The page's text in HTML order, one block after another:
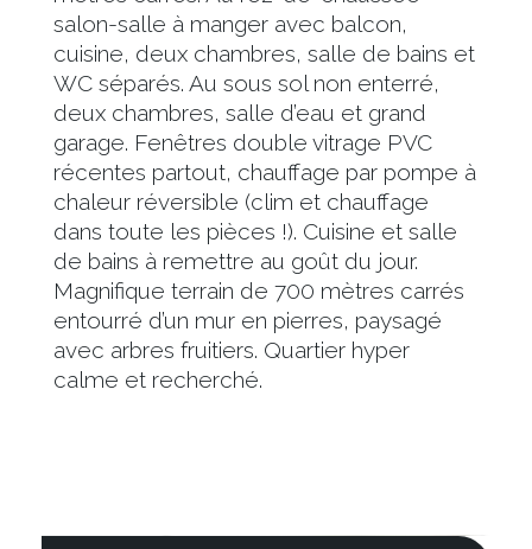
salon-salle à manger avec balcon,
cuisine, deux chambres, salle de bains et
WC séparés. Au sous sol non enterré,
deux chambres, salle d’eau et grand
garage. Fenêtres double vitrage PVC
récentes partout, chauffage par pompe à
chaleur réversible (clim et chauffage
dans toute les pièces !). Cuisine et salle
de bains à remettre au goût du jour.
Magnifique terrain de 700 mètres carrés
entourré d’un mur en pierres, paysagé
avec arbres fruitiers. Quartier hyper
calme et recherché.